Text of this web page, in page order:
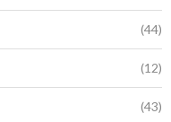
(44)
(12)
(43)